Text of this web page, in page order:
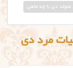
متولد دی با چه ماهی
مرد دی